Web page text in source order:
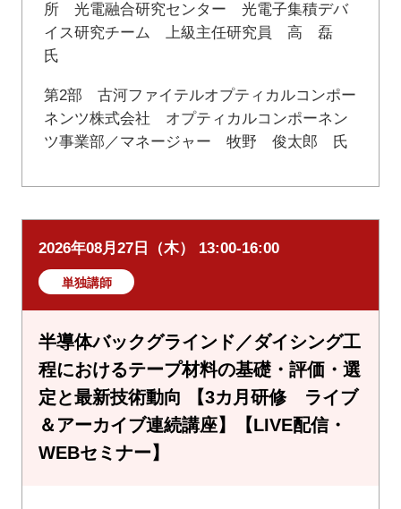
所 光電融合研究センター 光電子集積デバ
イス研究チーム 上級主任研究員 高 磊
氏
第2部 古河ファイテルオプティカルコンポー
ネンツ株式会社 オプティカルコンポーネン
ツ事業部／マネージャー 牧野 俊太郎 氏
2026年08月27日（木） 13:00-16:00
単独講師
半導体バックグラインド／ダイシング工
程におけるテープ材料の基礎・評価・選
定と最新技術動向 【3カ月研修 ライブ
＆アーカイブ連続講座】【LIVE配信・
WEBセミナー】